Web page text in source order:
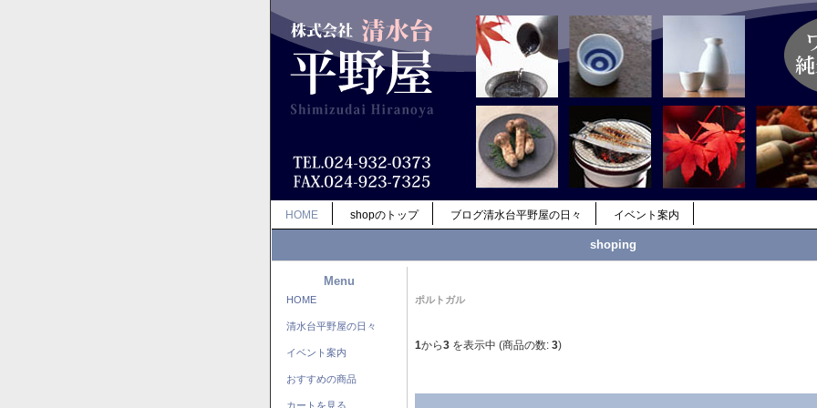
HOME shopのトップ ブログ清水台平野屋の日々 イベント案内
shoping
Menu
HOME
清水台平野屋の日々
イベント案内
おすすめの商品
カートを見る
ポルトガル
1から3 を表示中 (商品の数: 3)